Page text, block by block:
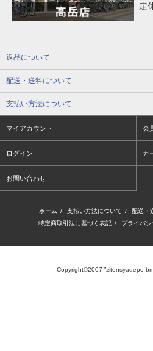
定
返品について
配送・送料について
支払い方法について
マイアカウント 会
ログイン カ
お問い合わせ
ホーム / 支払い方法について / 配送・
特定商取引法に基づく表記 / プライバ
Copyright©2007 ”zitensyadepo